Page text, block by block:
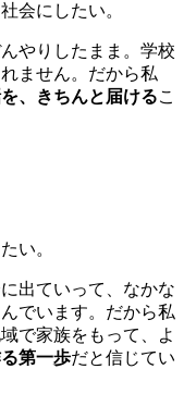
会にしたい。
やりしたまま。学校
ません。だから私
、きちんと届けるこ
い。
出ていって、なかな
でいます。だから私
で家族をもって、よ
第一歩だと信じてい